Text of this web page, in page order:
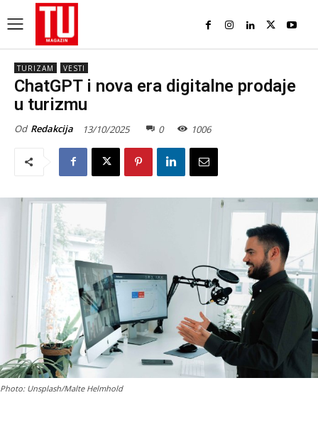
TURIZAM VESTI
ChatGPT i nova era digitalne prodaje
u turizmu
Od Redakcija 13/10/2025 0 1006
Photo: Unsplash/Malte Helmhold